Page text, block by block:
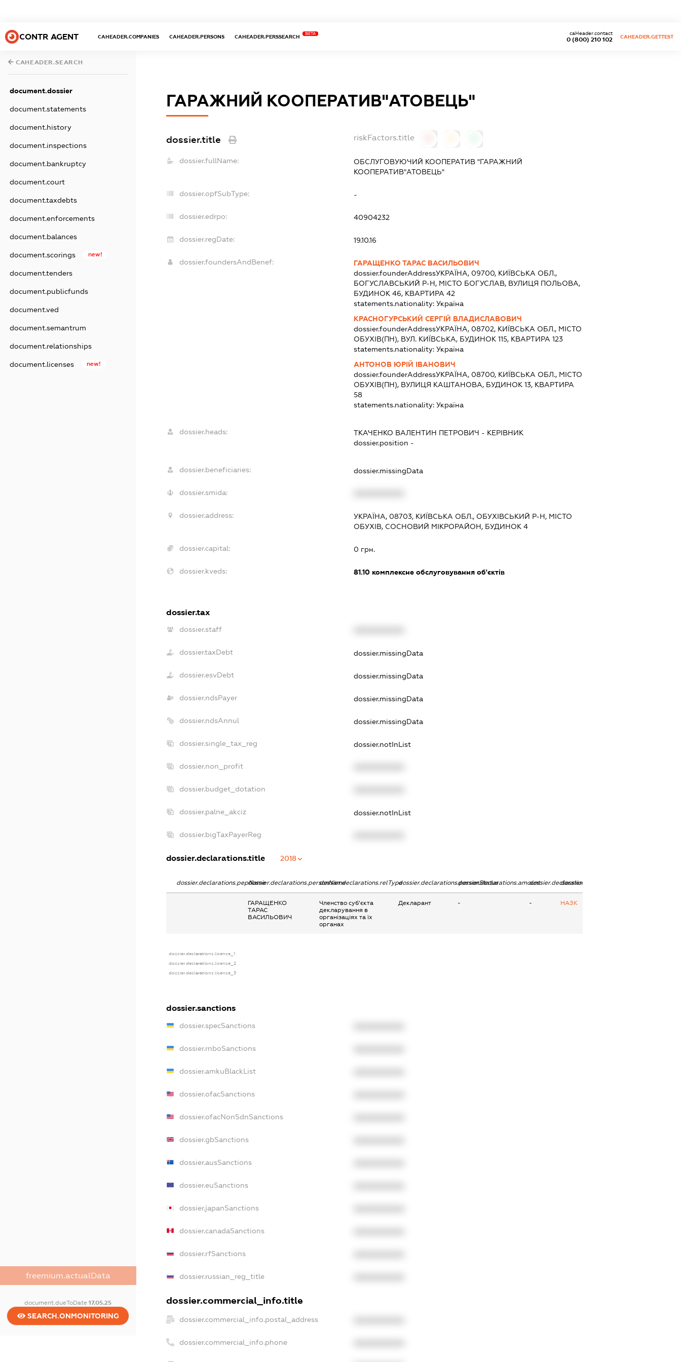
CONTR AGENT CAHEADER.COMPANIES CAHEADER.PERSONS CAHEADER.PERSSEARCH
BETA
0 (800) 210 102
caHeader.contact
CAHEADER.GETTEST
CAHEADER.SEARCH
document.dossier
document.statements
document.history
document.inspections
document.bankruptcy
document.court
document.taxdebts
document.enforcements
document.balances
document.scorings new!
document.tenders
document.publicfunds
document.ved
document.semantrum
document.relationships
document.licenses new!
freemium.actualData
document.dueToDate17.05.25
SEARCH.ONMONITORING
ГАРАЖНИЙ КООПЕРАТИВ"АТОВЕЦЬ"
dossier.title riskFactors.title
dossier.fullName:
ОБСЛУГОВУЮЧИЙ КООПЕРАТИВ "ГАРАЖНИЙ
КООПЕРАТИВ"АТОВЕЦЬ"
dossier.opfSubType: -
dossier.edrpo: 40904232
dossier.regDate: 19.10.16
dossier.foundersAndBenef:
ГАРАЩЕНКО ТАРАС ВАСИЛЬОВИЧ
dossier.founderAddressУКРАЇНА, 09700, КИЇВСЬКА ОБЛ.,
БОГУСЛАВСЬКИЙ Р-Н, МІСТО БОГУСЛАВ, ВУЛИЦЯ ПОЛЬОВА,
БУДИНОК 46, КВАРТИРА 42
statements.nationality:Україна
КРАСНОГУРСЬКИЙ СЕРГІЙ ВЛАДИСЛАВОВИЧ
dossier.founderAddressУКРАЇНА, 08702, КИЇВСЬКА ОБЛ., МІСТО
ОБУХІВ(ПН), ВУЛ. КИЇВСЬКА, БУДИНОК 115, КВАРТИРА 123
statements.nationality:Україна
АНТОНОВ ЮРІЙ ІВАНОВИЧ
dossier.founderAddressУКРАЇНА, 08700, КИЇВСЬКА ОБЛ., МІСТО
ОБУХІВ(ПН), ВУЛИЦЯ КАШТАНОВА, БУДИНОК 13, КВАРТИРА
58
statements.nationality:Україна
dossier.heads: ТКАЧЕНКО ВАЛЕНТИН ПЕТРОВИЧ - КЕРІВНИК
dossier.position -
dossier.beneficiaries: dossier.missingData
dossier.smida:
dossier.address:
УКРАЇНА, 08703, КИЇВСЬКА ОБЛ., ОБУХІВСЬКИЙ Р-Н, МІСТО
ОБУХІВ, СОСНОВИЙ МІКРОРАЙОН, БУДИНОК 4
dossier.capital: 0 грн.
dossier.kveds: 81.10 комплексне обслуговування об'єктів
dossier.tax
dossier.staff
dossier.taxDebt dossier.missingData
dossier.esvDebt dossier.missingData
dossier.ndsPayer dossier.missingData
dossier.ndsAnnul dossier.missingData
dossier.single_tax_reg dossier.notInList
dossier.non_profit
dossier.budget_dotation
dossier.palne_akciz dossier.notInList
dossier.bigTaxPayerReg
dossier.declarations.title 2018
dossier.declarations.pepNamedossier.declarations.personNamedossier.declarations.relTypedossier.declarations.personStatusdossier.declarations.amountdossier.declarations.currency
dossier.declarations.source
ГАРАЩЕНКО
ТАРАС
ВАСИЛЬОВИЧ
Членство суб’єкта
декларування в
організаціях та їх
органах
Декларант - - НАЗК
dossier.declarations.license_1
dossier.declarations.license_2
dossier.declarations.license_3
dossier.sanctions
dossier.specSanctions
dossier.rnboSanctions
dossier.amkuBlackList
dossier.ofacSanctions
dossier.ofacNonSdnSanctions
dossier.gbSanctions
dossier.ausSanctions
dossier.euSanctions
dossier.japanSanctions
dossier.canadaSanctions
dossier.rfSanctions
dossier.russian_reg_title
dossier.commercial_info.title
dossier.commercial_info.postal_address
dossier.commercial_info.phone